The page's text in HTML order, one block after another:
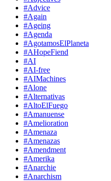
#Advice
#Again
#Ageing
#Agenda
#AgotamosElPlaneta
#AHopeFiend
#AI
#AI-free
#AIMachines
#Alone
#Alternativas
#AltoElFuego
#Amanuense
#Amelioration
#Amenaza
#Amenazas
#Amendment
#Amerika
#Anarchie
#Anarchism